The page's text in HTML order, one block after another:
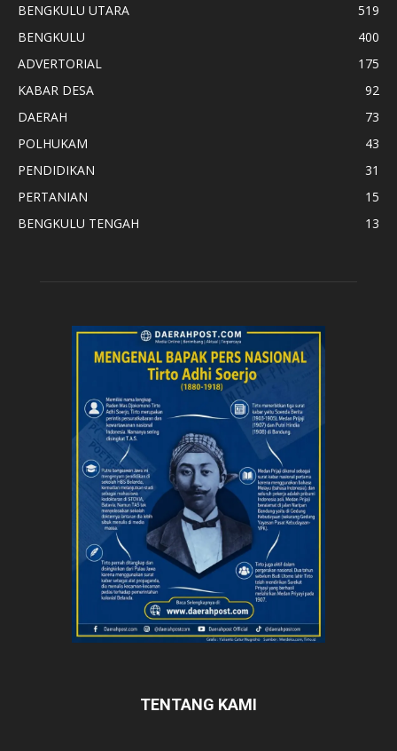
BENGKULU UTARA
519
BENGKULU
400
ADVERTORIAL
175
KABAR DESA
92
DAERAH
73
POLHUKAM
43
PENDIDIKAN
31
PERTANIAN
15
BENGKULU TENGAH
13
TENTANG KAMI